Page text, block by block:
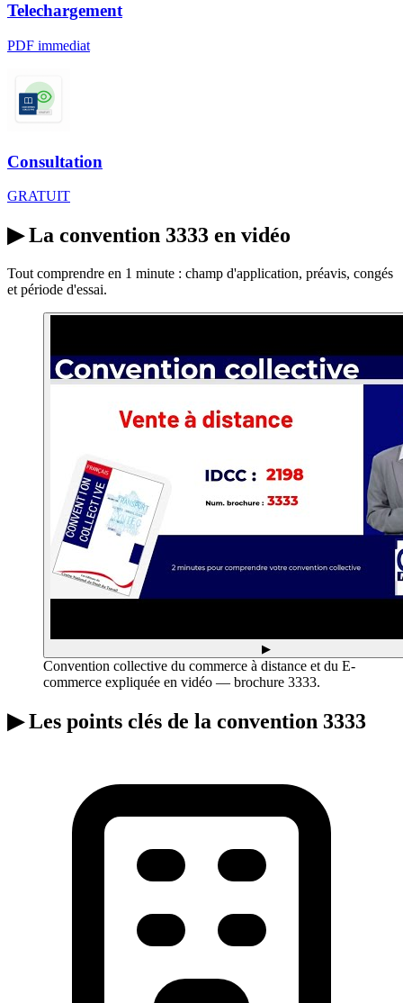
Telechargement
PDF immediat
Consultation
GRATUIT
▶La convention 3333 en vidéo
Tout comprendre en 1 minute : champ d'application, préavis, congés
et période d'essai.
▶
Convention collective du commerce à distance et du E-
commerce expliquée en vidéo — brochure 3333.
▶Les points clés de la convention 3333